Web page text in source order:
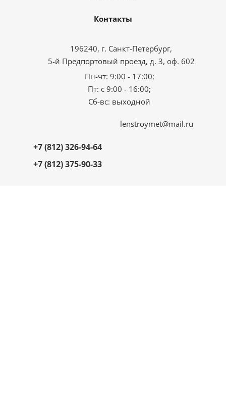
Контакты
196240, г. Санкт-Петербург,
5-й Предпортовый проезд, д. 3, оф. 602
Пн-чт: 9:00 - 17:00;
Пт: с 9:00 - 16:00;
Сб-вс: выходной
+7 (812) 326-94-64
+7 (812) 375-90-33
lenstroymet@mail.ru